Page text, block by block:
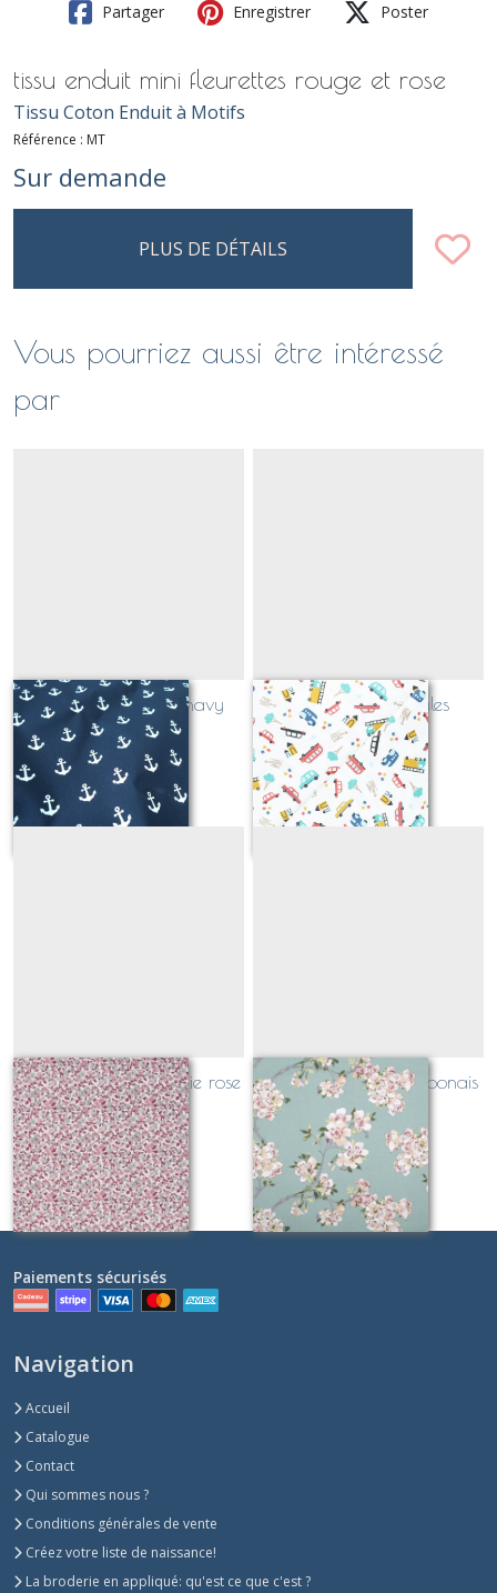
Partager Enregistrer Poster
tissu enduit mini fleurettes rouge et rose
Tissu Coton Enduit à Motifs
Référence : MT
Sur demande
PLUS DE DÉTAILS
Vous pourriez aussi être intéressé
par
tissu enduit ancres navy
Sur demande
tissu enduit véhicules
Sur demande
tissu enduit fleurs léonie rose
Sur demande
tissu enduit cerisier japonais
Sur demande
Paiements sécurisés
Navigation
Accueil
Catalogue
Contact
Qui sommes nous ?
Conditions générales de vente
Créez votre liste de naissance!
La broderie en appliqué: qu'est ce que c'est ?